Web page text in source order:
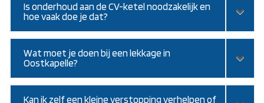
Is onderhoud aan de CV-ketel noodzakelijk en
hoe vaak doe je dat?
Wat moet je doen bij een lekkage in
Oostkapelle?
Kan ik zelf een kleine verstopping verhelpen of